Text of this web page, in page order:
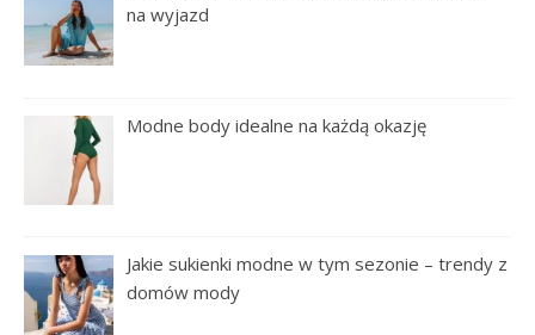
na wyjazd
Modne body idealne na każdą okazję
Jakie sukienki modne w tym sezonie – trendy z
domów mody